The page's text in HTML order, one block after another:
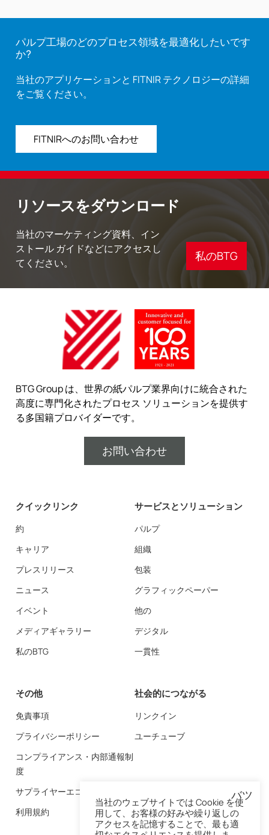
パルプ工場のどのプロセス領域を最適化したいです
か?
当社のアプリケーションと FITNIR テクノロジーの詳細
をご覧ください。
FITNIRへのお問い合わせ
リソースをダウンロード
当社のマーケティング資料、イン
ストール ガイドなどにアクセスし
てください。
私のBTG
BTG Group は、世界の紙パルプ業界向けに統合された
高度に専門化されたプロセス ソリューションを提供す
る多国籍プロバイダーです。
お問い合わせ
クイックリンク
約
キャリア
プレスリリース
ニュース
イベント
メディアギャラリー
私のBTG
サービスとソリューション
パルプ
組織
包装
グラフィックペーパー
他の
デジタル
一貫性
その他
免責事項
プライバシーポリシー
コンプライアンス・内部通報制
度
サプライヤーエコシステム
利用規約
社会的につながる
リンクイン
ユーチューブ
バツ
当社のウェブサイトでは Cookie を使
用して、お客様の好みや繰り返しの
アクセスを記憶することで、最も適